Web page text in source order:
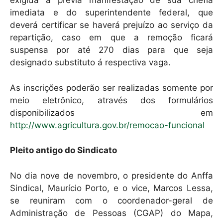
imediata e do superintendente federal, que
deverá certificar se haverá prejuízo ao serviço da
repartição, caso em que a remoção ficará
suspensa por até 270 dias para que seja
designado substituto á respectiva vaga.
As inscrições poderão ser realizadas somente por
meio eletrônico, através dos formulários
disponibilizados em
http://www.agricultura.gov.br/remocao-funcional
Pleito antigo do Sindicato
No dia nove de novembro, o presidente do Anffa
Sindical, Maurício Porto, e o vice, Marcos Lessa,
se reuniram com o coordenador-geral de
Administração de Pessoas (CGAP) do Mapa,